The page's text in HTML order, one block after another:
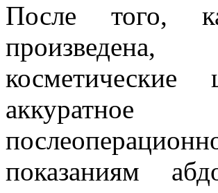
После того,
показаниям